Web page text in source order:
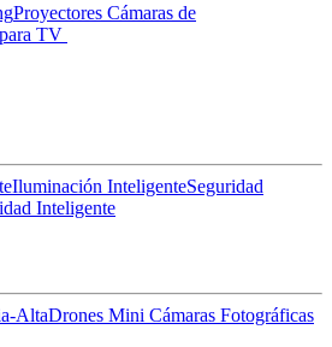
Proyectores Cámaras de
TV
Iluminación InteligenteSeguridad
Inteligente
AltaDrones Mini Cámaras Fotográficas